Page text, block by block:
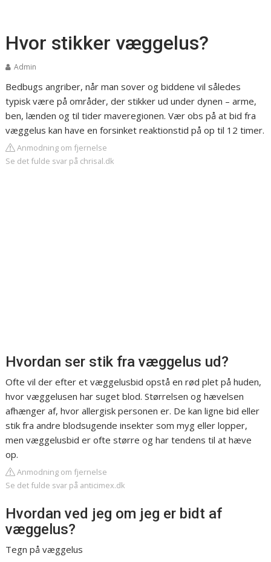
Hvor stikker væggelus?
Admin
Bedbugs angriber, når man sover og biddene vil således
typisk være på områder, der stikker ud under dynen – arme,
ben, lænden og til tider maveregionen. Vær obs på at bid fra
væggelus kan have en forsinket reaktionstid på op til 12 timer.
Anmodning om fjernelse
Se det fulde svar på chrisal.dk
Hvordan ser stik fra væggelus ud?
Ofte vil der efter et væggelusbid opstå en rød plet på huden,
hvor væggelusen har suget blod. Størrelsen og hævelsen
afhænger af, hvor allergisk personen er. De kan ligne bid eller
stik fra andre blodsugende insekter som myg eller lopper,
men væggelusbid er ofte større og har tendens til at hæve
op.
Anmodning om fjernelse
Se det fulde svar på anticimex.dk
Hvordan ved jeg om jeg er bidt af
væggelus?
Tegn på væggelus